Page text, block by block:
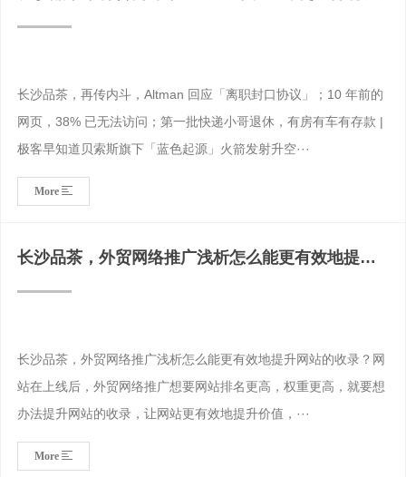
议」
长沙品茶，再传内斗，Altman 回应「离职封口协议」；10 年前的
网页，38% 已无法访问；第一批快递小哥退休，有房有车有存款 |
极客早知道贝索斯旗下「蓝色起源」火箭发射升空···
More
长沙品茶，外贸网络推广浅析怎么能更有效地提升
网站的收录？
长沙品茶，外贸网络推广浅析怎么能更有效地提升网站的收录？网
站在上线后，外贸网络推广想要网站排名更高，权重更高，就要想
办法提升网站的收录，让网站更有效地提升价值，···
More